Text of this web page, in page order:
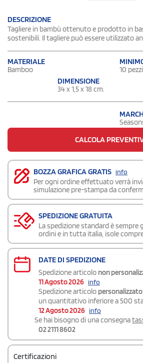
DESCRIZIONE
Tagliere in bambù ottenuto e prodotto in
sostenibili. Il tagliere può essere utilizzato
MATERIALE
Bamboo 10 pezzi
DIMENSIONE
34 x 1,5 x 18 cm.
CALCOLA
BOZZA GRAFICA GRATIS info
Per ogni ordine effettuato verrà
simulazione pre-stampa da
SPEDIZIONE GRATUITA
La spedizione standard è
ordini e in tutta italia, isole
DATE DI SPEDIZIONE
Spedizione articolo non
11 Agosto 2026 info
Spedizione articolo
un quantitativo inferiore a 500
12 Agosto 2026 info
Se hai bisogno di una consegna
02 2111 8602
Certificazioni